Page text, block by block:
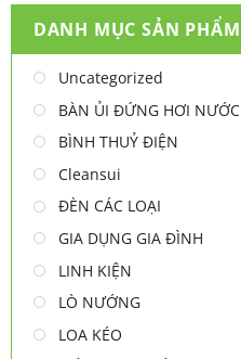
DANH MỤC SẢN PHẨM
Uncategorized
BÀN ỦI ĐỨNG HƠI NƯỚC
BÌNH THUỶ ĐIỆN
Cleansui
ĐÈN CÁC LOẠI
GIA DỤNG GIA ĐÌNH
LINH KIỆN
LÒ NƯỚNG
LOA KÉO